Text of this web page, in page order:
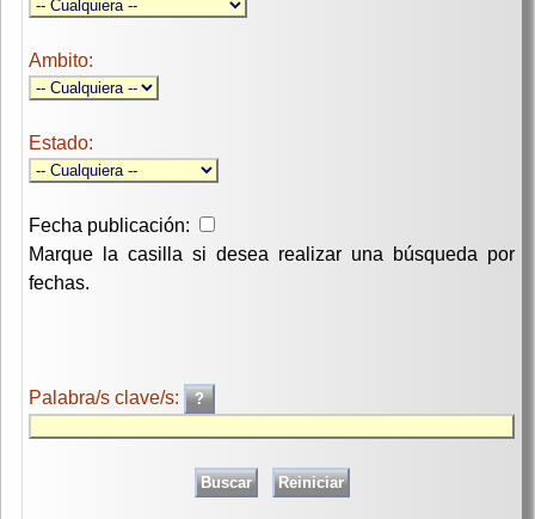
Ambito:
Estado:
Fecha publicación:
Marque la casilla si desea realizar una búsqueda por
fechas.
Palabra/s clave/s: